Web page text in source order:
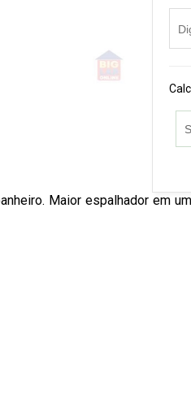
Maior espalhador em